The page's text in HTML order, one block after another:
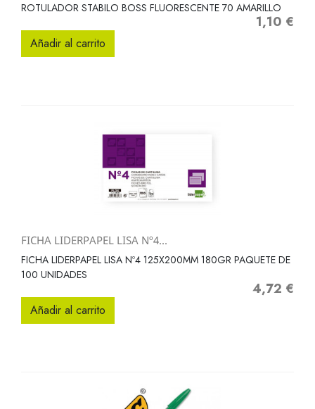
ROTULADOR STABILO BOSS FLUORESCENTE 70 AMARILLO
Precio
1,10 €
Añadir al carrito
FICHA LIDERPAPEL LISA Nº4...
FICHA LIDERPAPEL LISA Nº4 125X200MM 180GR PAQUETE DE
100 UNIDADES
Precio
4,72 €
Añadir al carrito